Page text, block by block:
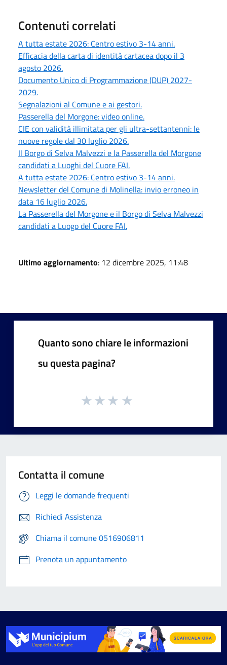
Contenuti correlati
A tutta estate 2026: Centro estivo 3-14 anni.
Efficacia della carta di identità cartacea dopo il 3
agosto 2026.
Documento Unico di Programmazione (DUP) 2027-
2029.
Segnalazioni al Comune e ai gestori.
Passerella del Morgone: video online.
CIE con validità illimitata per gli ultra-settantenni: le
nuove regole dal 30 luglio 2026.
Il Borgo di Selva Malvezzi e la Passerella del Morgone
candidati a Luoghi del Cuore FAI.
A tutta estate 2026: Centro estivo 3-14 anni.
Newsletter del Comune di Molinella: invio erroneo in
data 16 luglio 2026.
La Passerella del Morgone e il Borgo di Selva Malvezzi
candidati a Luogo del Cuore FAI.
Ultimo aggiornamento: 12 dicembre 2025, 11:48
Quanto sono chiare le informazioni
su questa pagina?
Contatta il comune
Leggi le domande frequenti
Richiedi Assistenza
Chiama il comune 0516906811
Prenota un appuntamento